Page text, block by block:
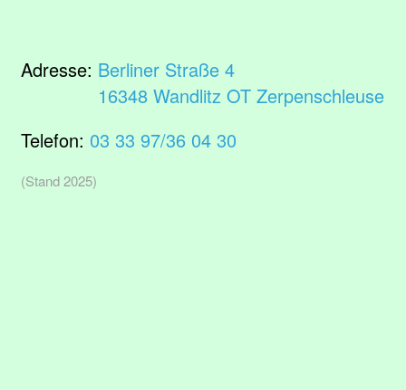
Adresse: Berliner Straße 4
16348 Wandlitz OT Zerpenschleuse
Telefon: 03 33 97/36 04 30
(Stand 2025)